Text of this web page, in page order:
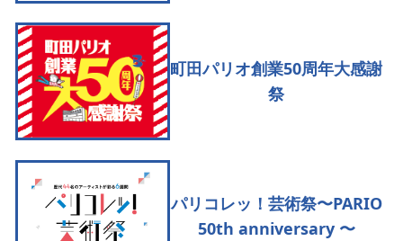
町田パリオ創業50周年大感謝
祭
パリコレッ！芸術祭〜PARIO
50th anniversary 〜